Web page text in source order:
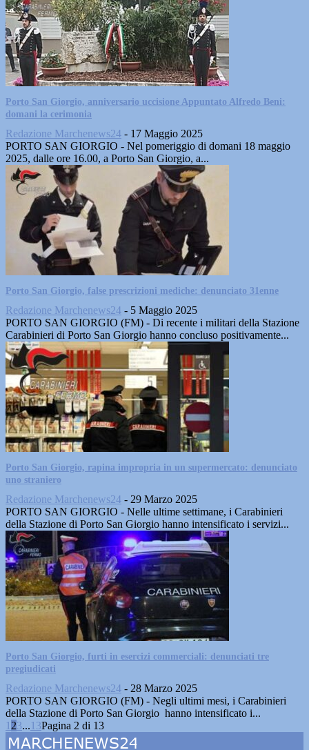
Porto San Giorgio, anniversario uccisione Appuntato Alfredo Beni:
domani la cerimonia
Redazione Marchenews24 - 17 Maggio 2025
PORTO SAN GIORGIO - Nel pomeriggio di domani 18 maggio
2025, dalle ore 16.00, a Porto San Giorgio, a...
Porto San Giorgio, false prescrizioni mediche: denunciato 31enne
Redazione Marchenews24 - 5 Maggio 2025
PORTO SAN GIORGIO (FM) - Di recente i militari della Stazione
Carabinieri di Porto San Giorgio hanno concluso positivamente...
Porto San Giorgio, rapina impropria in un supermercato: denunciato
uno straniero
Redazione Marchenews24 - 29 Marzo 2025
PORTO SAN GIORGIO - Nelle ultime settimane, i Carabinieri
della Stazione di Porto San Giorgio hanno intensificato i servizi...
Porto San Giorgio, furti in esercizi commerciali: denunciati tre
pregiudicati
Redazione Marchenews24 - 28 Marzo 2025
PORTO SAN GIORGIO (FM) - Negli ultimi mesi, i Carabinieri
della Stazione di Porto San Giorgio hanno intensificato i...
1 23... 13Pagina 2 di 13